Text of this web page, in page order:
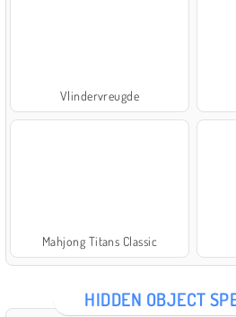
Vlindervreugde
Mahjong Titans Classic
HIDDEN OBJECT